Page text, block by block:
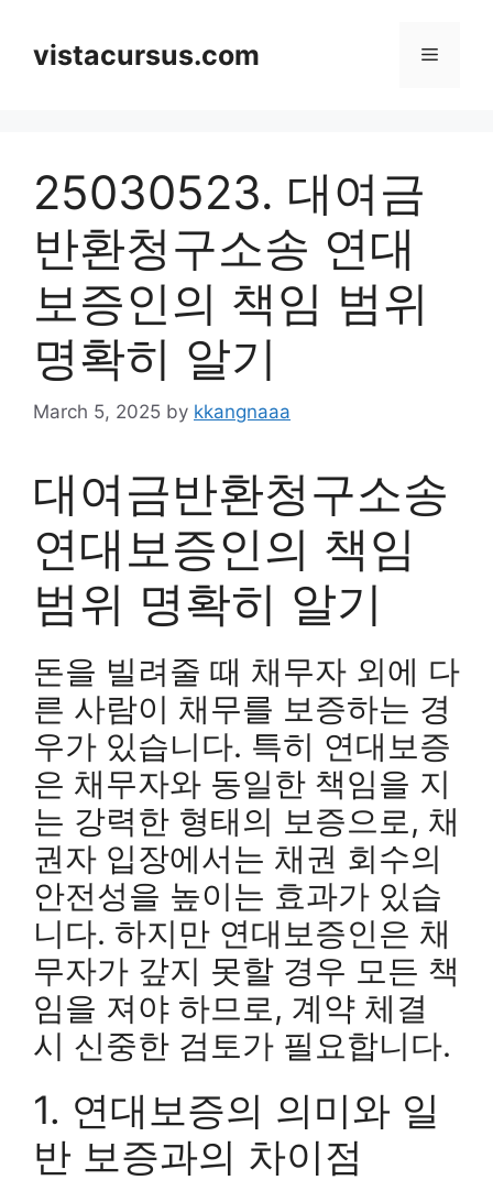
contentvistacursus.com Menu
25030523. 대여금
반환청구소송 연대
보증인의 책임 범위
명확히 알기
March 5, 2025 by kkangnaaa
대여금반환청구소송
연대보증인의 책임
범위 명확히 알기
돈을 빌려줄 때 채무자 외에 다
른 사람이 채무를 보증하는 경
우가 있습니다. 특히 연대보증
은 채무자와 동일한 책임을 지
는 강력한 형태의 보증으로, 채
권자 입장에서는 채권 회수의
안전성을 높이는 효과가 있습
니다. 하지만 연대보증인은 채
무자가 갚지 못할 경우 모든 책
임을 져야 하므로, 계약 체결
시 신중한 검토가 필요합니다.
1. 연대보증의 의미와 일
반 보증과의 차이점